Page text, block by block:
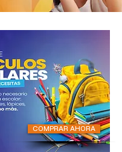
COMPRAR AHORA